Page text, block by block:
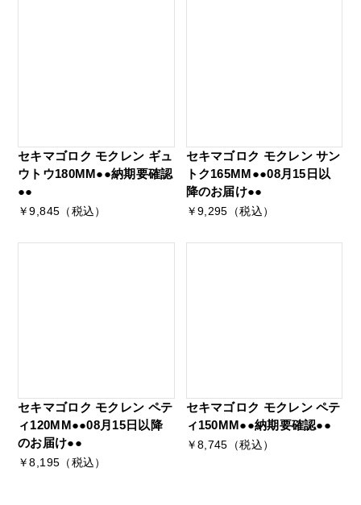
セキマゴロク モクレン ギュ
ウトウ180MM●●納期要確認
●●
￥9,845（税込）
セキマゴロク モクレン サン
トク165MM●●08月15日以
降のお届け●●
￥9,295（税込）
セキマゴロク モクレン ペテ
ィ120MM●●08月15日以降
のお届け●●
￥8,195（税込）
セキマゴロク モクレン ペテ
ィ150MM●●納期要確認●●
￥8,745（税込）